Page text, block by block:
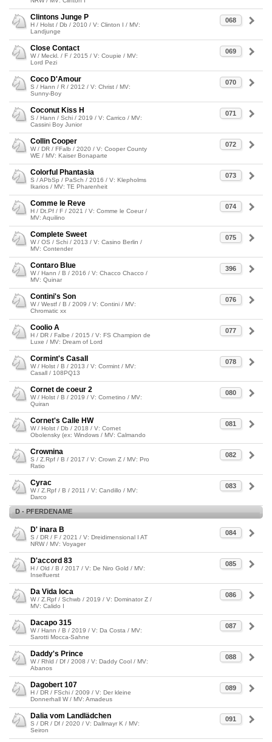
068
Clintons Junge P
H / Holst / Db / 2010 / V: Clinton I / MV:
Landjunge
069
Close Contact
W / Meckl. / F / 2015 / V: Coupie / MV:
Lord Pezi
070
Coco D'Amour
S / Hann / R / 2012 / V: Christ / MV:
Sunny-Boy
071
Coconut Kiss H
S / Hann / Schi / 2019 / V: Carrico / MV:
Cassini Boy Junior
072
Collin Cooper
W / DR / FFalb / 2020 / V: Cooper County
WE / MV: Kaiser Bonaparte
073
Colorful Phantasia
S / APbSp / PaSch / 2016 / V: Klepholms
Ikarios / MV: TE Pharenheit
074
Comme le Reve
H / Dt.Pf / F / 2021 / V: Comme le Coeur /
MV: Aquilino
075
Complete Sweet
W / OS / Schi / 2013 / V: Casino Berlin /
MV: Contender
396
Contaro Blue
W / Hann / B / 2016 / V: Chacco Chacco /
MV: Quinar
076
Contini's Son
W / Westf / B / 2009 / V: Contini / MV:
Chromatic xx
077
Coolio A
H / DR / Falbe / 2015 / V: FS Champion de
Luxe / MV: Dream of Lord
078
Cormint's Casall
W / Holst / B / 2013 / V: Cormint / MV:
Casall / 108PQ13
080
Cornet de coeur 2
W / Holst / B / 2019 / V: Cornetino / MV:
Quiran
081
Cornet's Calle HW
W / Holst / Db / 2018 / V: Cornet
Obolensky (ex: Windows / MV: Calmando
082
Crownina
S / Z.Rpf / B / 2017 / V: Crown Z / MV: Pro
Ratio
083
Cyrac
W / Z.Rpf / B / 2011 / V: Candillo / MV:
Darco
D - PFERDENAME
084
D' inara B
S / DR / F / 2021 / V: Dreidimensional I AT
NRW / MV: Voyager
085
D'accord 83
H / Old / B / 2017 / V: De Niro Gold / MV:
Inselfuerst
086
Da Vida loca
W / Z.Rpf / Schwb / 2019 / V: Dominator Z /
MV: Calido I
087
Dacapo 315
W / Hann / B / 2019 / V: Da Costa / MV:
Sarotti Mocca-Sahne
088
Daddy's Prince
W / Rhld / Df / 2008 / V: Daddy Cool / MV:
Abanos
089
Dagobert 107
H / DR / FSchi / 2009 / V: Der kleine
Donnerhall W / MV: Amadeus
091
Dalia vom Landlädchen
S / DR / Df / 2020 / V: Dallmayr K / MV:
Seiron